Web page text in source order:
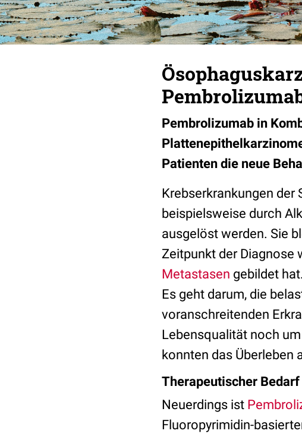
Pembrolizumab in
Patienten die neue
Krebserkrankungen der
beispielsweise durch
ausgelöst werden. Sie
Zeitpunkt der Diagnose
Metastasen gebildet
Es geht darum, die
voranschreitenden
Lebensqualität noch
konnten das Überleben
Therapeutischer
Neuerdings ist
Fluoropyrimidin-